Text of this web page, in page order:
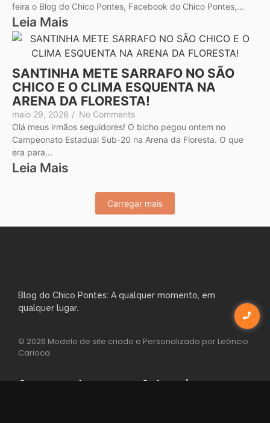
feira o Blog do Chico Pontes, Facebook do Chico Pontes,...
Leia Mais
SANTINHA METE SARRAFO NO SÃO
CHICO E O CLIMA ESQUENTA NA
ARENA DA FLORESTA!
maio 29, 2026 / No Comments
Olá meus irmãos seguidores! O bicho pegou ontem no
Campeonato Estadual Sub-20 na Arena da Floresta. O que
era para...
Leia Mais
Carregar mais
Blog do Chico Pontes: A qualquer momento, em
qualquer lugar.
© 2026 Modelo de site criado e Personalizado por Leôncio
Carioca
Campeonatos Categorias